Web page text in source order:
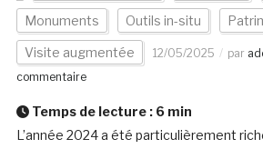
Monuments Outils in-situ
Visite augmentée 12/05/2025 par
commentaire
Temps de lecture : 6 min
L’année 2024 a été particulièrement